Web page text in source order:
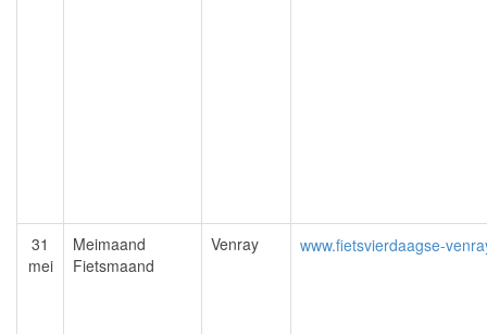
31
mei
Meimaand
Fietsmaand
Venray www.fietsvierdaagse-